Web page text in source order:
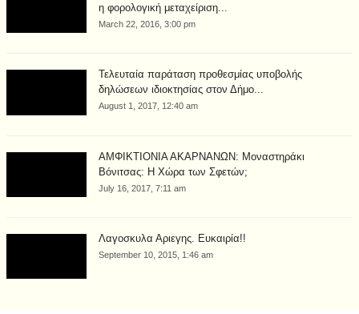
η φορολογική μεταχείριση...
March 22, 2016, 3:00 pm
Τελευταία παράταση προθεσμίας υποβολής
δηλώσεων ιδιοκτησίας στον Δήμο...
August 1, 2017, 12:40 am
ΑΜΦΙΚΤΙΟΝΙΑ ΑΚΑΡΝΑΝΩΝ: Μοναστηράκι
Βόνιτσας: Η Χώρα των Σφετών;
July 16, 2017, 7:11 am
Λαγοσκυλα Αριεγης. Ευκαιρία!!
September 10, 2015, 1:46 am